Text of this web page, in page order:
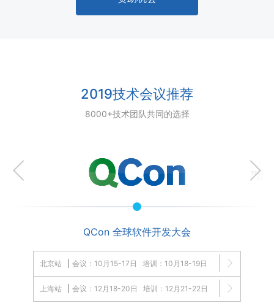
2019技术会议推荐
8000+技术团队共同的选择
QCon 全球软件开发大会
北京站 会议：10月15-17日 培训：10月18-19日
上海站 会议：12月18-20日 培训：12月21-22日